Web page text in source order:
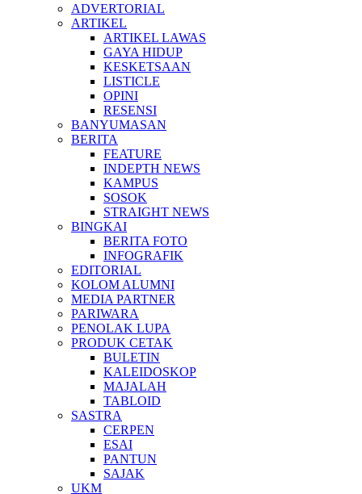
ADVERTORIAL
ARTIKEL
ARTIKEL LAWAS
GAYA HIDUP
KESKETSAAN
LISTICLE
OPINI
RESENSI
BANYUMASAN
BERITA
FEATURE
INDEPTH NEWS
KAMPUS
SOSOK
STRAIGHT NEWS
BINGKAI
BERITA FOTO
INFOGRAFIK
EDITORIAL
KOLOM ALUMNI
MEDIA PARTNER
PARIWARA
PENOLAK LUPA
PRODUK CETAK
BULETIN
KALEIDOSKOP
MAJALAH
TABLOID
SASTRA
CERPEN
ESAI
PANTUN
SAJAK
UKM